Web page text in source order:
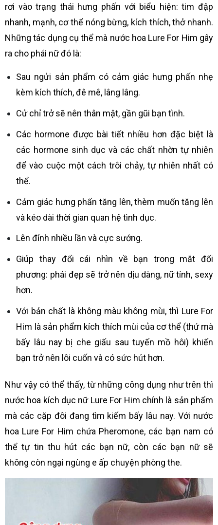
rơi vào trạng thái hưng phấn với biểu hiện: tim đập
nhanh, mạnh, cơ thể nóng bừng, kích thích, thở nhanh.
Những tác dụng cụ thể mà nước hoa Lure For Him gây
ra cho phái nữ đó là:
Sau ngửi sản phẩm có cảm giác hưng phấn nhẹ
kèm kích thích, đê mê, lâng lâng.
Cử chỉ trở sẽ nên thân mật, gần gũi bạn tình.
Các hormone được bài tiết nhiều hơn đặc biệt là
các hormone sinh dục và các chất nhờn tự nhiên
để vào cuộc một cách trôi chảy, tự nhiên nhất có
thể.
Cảm giác hưng phấn tăng lên, thèm muốn tăng lên
và kéo dài thời gian quan hệ tình dục.
Lên đỉnh nhiều lần và cực sướng.
Giúp thay đổi cái nhìn về bạn trong mắt đối
phương: phái đẹp sẽ trở nên dịu dàng, nữ tính, sexy
hơn.
Với bản chất là không màu không mùi, thì Lure For
Him là sản phẩm kích thích mùi của cơ thể (thứ mà
bấy lâu nay bị che giấu sau tuyến mồ hôi) khiến
bạn trở nên lôi cuốn và có sức hút hơn.
Như vậy có thể thấy, từ những công dụng như trên thì
nước hoa kích dục nữ Lure For Him chính là sản phẩm
mà các cặp đôi đang tìm kiếm bấy lâu nay. Với nước
hoa Lure For Him chứa Pheromone, các bạn nam có
thể tự tin thu hút các bạn nữ, còn các bạn nữ sẽ
không còn ngại ngùng e ấp chuyện phòng the.